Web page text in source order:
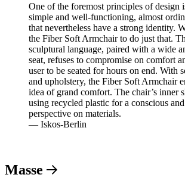
One of the foremost principles of design
simple and well-functioning, almost
that nevertheless have a strong identity.
the Fiber Soft Armchair to do just that.
sculptural language, paired with a wide
seat, refuses to compromise on comfort
user to be seated for hours on end. With
and upholstery, the Fiber Soft Armchair
idea of grand comfort. The chair’s inner
using recycled plastic for a conscious
perspective on materials.
— Iskos-Berlin
Masse